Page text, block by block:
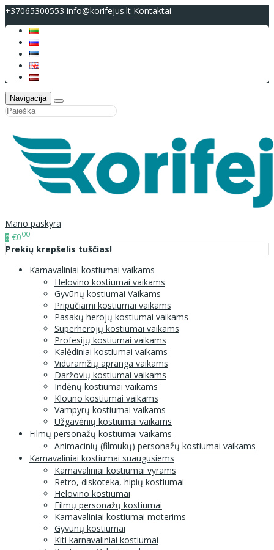
+37065300553 info@korifejus.lt Kontaktai
Navigacija
Mano paskyra
0 €000
Prekių krepšelis tuščias!
Karnavaliniai kostiumai vaikams
Helovino kostiumai vaikams
Gyvūnų kostiumai Vaikams
Pripučiami kostiumai vaikams
Pasakų herojų kostiumai vaikams
Superherojų kostiumai vaikams
Profesijų kostiumai vaikams
Kalėdiniai kostiumai vaikams
Viduramžių apranga vaikams
Daržovių kostiumai vaikams
Indėnų kostiumai vaikams
Klouno kostiumai vaikams
Vampyrų kostiumai vaikams
Užgavėnių kostiumai vaikams
Filmų personažų kostiumai vaikams
Animacinių (filmukų) personažų kostiumai vaikams
Karnavaliniai kostiumai suaugusiems
Karnavaliniai kostiumai vyrams
Retro, diskoteka, hipių kostiumai
Helovino kostiumai
Filmų personažų kostiumai
Karnavaliniai kostiumai moterims
Gyvūnų kostiumai
Kiti karnavaliniai kostiumai